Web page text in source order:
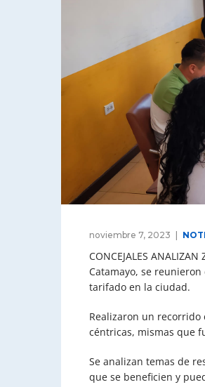
noviembre 7, 2023
CONCEJALES
Catamayo, se
tarifado en la ciudad.
Realizaron un
céntricas, mismas que
Se analizan temas de
que se beneficien y